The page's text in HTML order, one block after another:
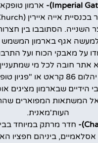
ארמון
אגף בארמון המשמש
על מאבקי הכוח ועל
אתר חובה לכל מי
ענקיות.
שבארמון מציגים
המשתאות המפוארים
העות'מאנית.
חדר מרתק במיוחד
ביניהם חפציו